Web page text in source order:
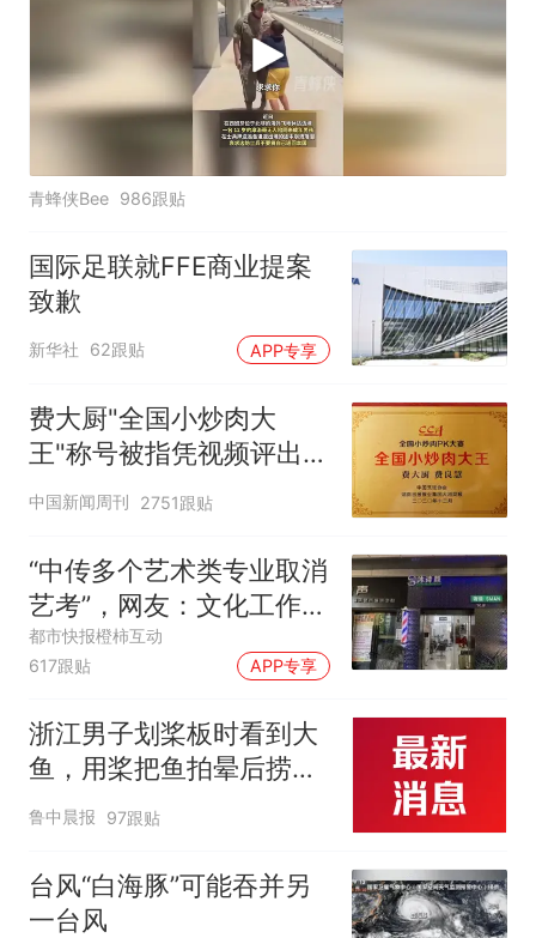
青蜂侠Bee 986跟贴
国际足联就FFE商业提案
致歉
新华社 62跟贴 APP专享
费大厨"全国小炒肉大
王"称号被指凭视频评出
官方回应
中国新闻周刊 2751跟贴
“中传多个艺术类专业取消
艺考”，网友：文化工作者
一定要有文化，这句话的
含金量还在持续上升
都市快报橙柿互动
617跟贴
APP专享
浙江男子划桨板时看到大
鱼，用桨把鱼拍晕后捞
起；当事人：鱼重7斤6
两，做成红烧辣子鱼块，
味道很好
鲁中晨报 97跟贴
台风“白海豚”可能吞并另
一台风